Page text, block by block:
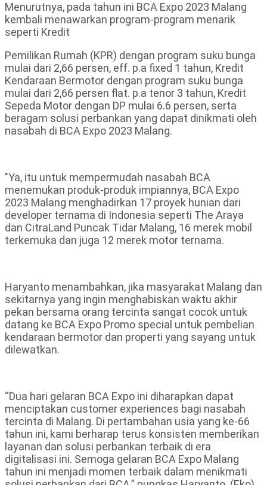
Menurutnya, pada tahun ini BCA Expo 2023 Malang
kembali menawarkan program-program menarik
seperti Kredit
Pemilikan Rumah (KPR) dengan program suku bunga
mulai dari 2,66 persen, eff. p.a fixed 1 tahun, Kredit
Kendaraan Bermotor dengan program suku bunga
mulai dari 2,66 persen flat. p.a tenor 3 tahun, Kredit
Sepeda Motor dengan DP mulai 6.6 persen, serta
beragam solusi perbankan yang dapat dinikmati oleh
nasabah di BCA Expo 2023 Malang.
"Ya, itu untuk mempermudah nasabah BCA
menemukan produk-produk impiannya, BCA Expo
2023 Malang menghadirkan 17 proyek hunian dari
developer ternama di Indonesia seperti The Araya
dan CitraLand Puncak Tidar Malang, 16 merek mobil
terkemuka dan juga 12 merek motor ternama.
Haryanto menambahkan, jika masyarakat Malang dan
sekitarnya yang ingin menghabiskan waktu akhir
pekan bersama orang tercinta sangat cocok untuk
datang ke BCA Expo Promo special untuk pembelian
kendaraan bermotor dan properti yang sayang untuk
dilewatkan.
“Dua hari gelaran BCA Expo ini diharapkan dapat
menciptakan customer experiences bagi nasabah
tercinta di Malang. Di pertambahan usia yang ke-66
tahun ini, kami berharap terus konsisten memberikan
layanan dan solusi perbankan terbaik di era
digitalisasi ini. Semoga gelaran BCA Expo Malang
tahun ini menjadi momen terbaik dalam menikmati